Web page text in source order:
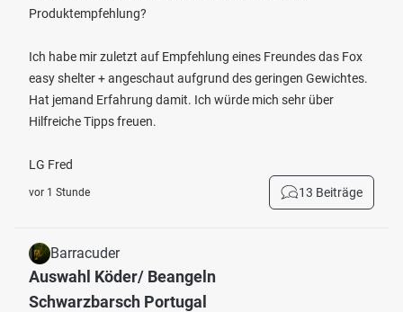
Produktempfehlung?
Ich habe mir zuletzt auf Empfehlung eines Freundes das Fox
easy shelter + angeschaut aufgrund des geringen Gewichtes.
Hat jemand Erfahrung damit. Ich würde mich sehr über
Hilfreiche Tipps freuen.
LG Fred
vor 1 Stunde 13 Beiträge
Barracuder
Auswahl Köder/ Beangeln
Schwarzbarsch Portugal